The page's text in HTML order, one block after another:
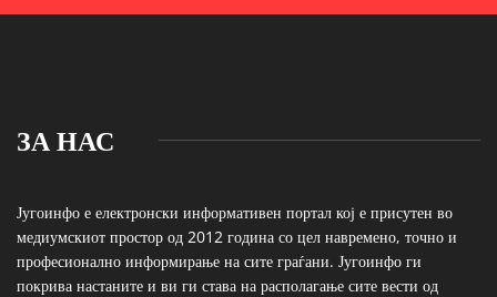
ЗА НАС
Југоинфо е електронски информативен портал кој е присутен во
медиумскиот простор од 2012 година со цел навремено, точно и
професионално информирање на сите граѓани. Југоинфо ги
покрива настаните и ви ги става на располагање сите вести од